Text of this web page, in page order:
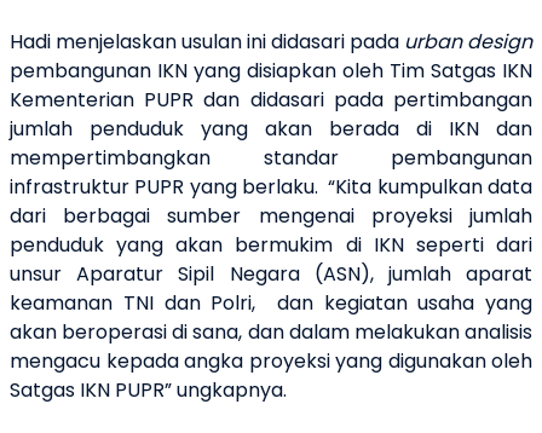
Hadi menjelaskan usulan ini didasari pada urban design
pembangunan IKN yang disiapkan oleh Tim Satgas IKN
Kementerian PUPR dan didasari pada pertimbangan
jumlah penduduk yang akan berada di IKN dan
mempertimbangkan standar pembangunan
infrastruktur PUPR yang berlaku. “Kita kumpulkan data
dari berbagai sumber mengenai proyeksi jumlah
penduduk yang akan bermukim di IKN seperti dari
unsur Aparatur Sipil Negara (ASN), jumlah aparat
keamanan TNI dan Polri, dan kegiatan usaha yang
akan beroperasi di sana, dan dalam melakukan analisis
mengacu kepada angka proyeksi yang digunakan oleh
Satgas IKN PUPR” ungkapnya.